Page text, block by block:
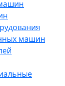
машин